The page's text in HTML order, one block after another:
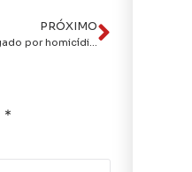
PRÓXIMO
EM JOÃO PESSOA: Polícia Civil captura investigado por homicídio no bairro de Jaguaribe
*